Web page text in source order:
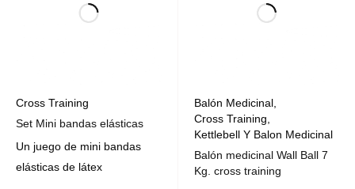
Cross Training
Set Mini bandas elásticas
Un juego de mini bandas
elásticas de látex
Balón Medicinal,
Cross Training,
Kettlebell Y Balon Medicinal
Balón medicinal Wall Ball 7
Kg. cross training